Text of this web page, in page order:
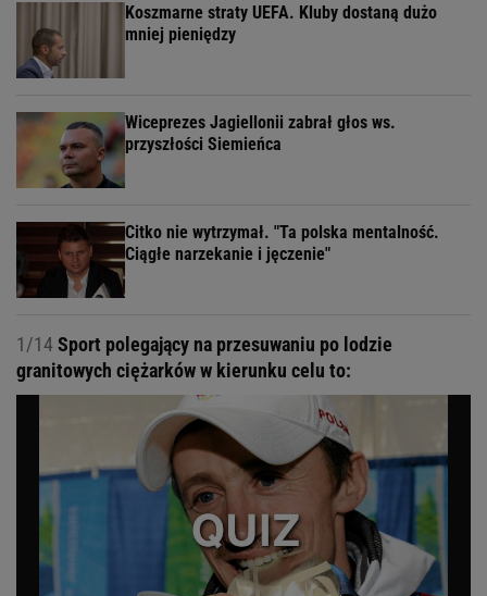
Koszmarne straty UEFA. Kluby dostaną dużo
mniej pieniędzy
Wiceprezes Jagiellonii zabrał głos ws.
przyszłości Siemieńca
Citko nie wytrzymał. "Ta polska mentalność.
Ciągłe narzekanie i jęczenie"
1/14Sport polegający na przesuwaniu po lodzie
granitowych ciężarków w kierunku celu to: